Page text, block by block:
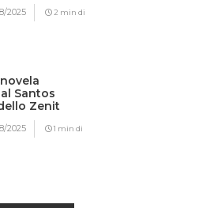
2025 2 min di
Santos
Zenit
2025 1 min di